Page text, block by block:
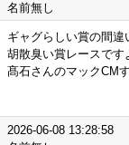
名前無し
ギャグらしい賞の間違
胡散臭い賞レースです
髙石さんのマックCM
2026-06-08 13:28:58